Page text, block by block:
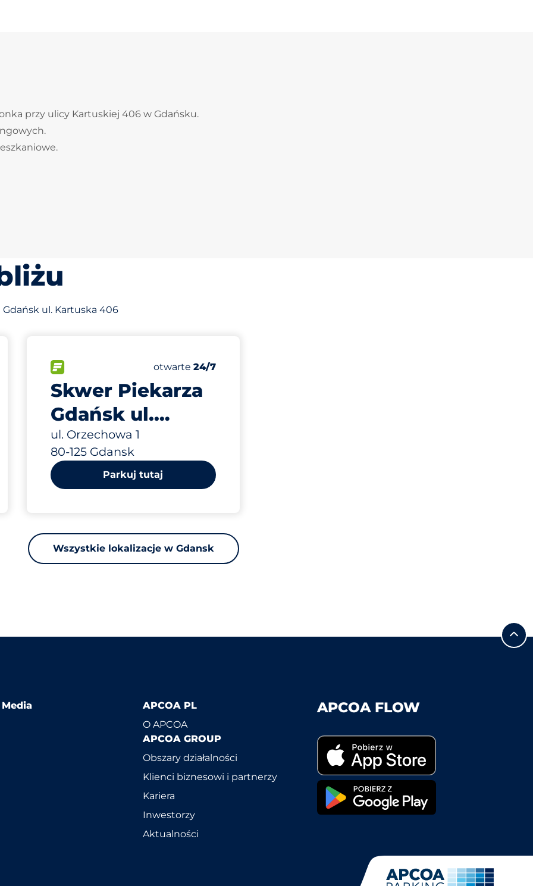
przy ulicy Kartuskiej 406 w Gdańsku.
ul. Kartuska 406
miejsc&nbsp
Skwer Piekarza
Gdańsk ul.
Orzechowa 1
ul. Orzechowa 1
80-125 Gdansk
Liczba miejsc parkingowych:
Całkowita liczba miejsc&nbsp
Piątek&nbsp
otwarte24/7
682 m
Parkuj tutaj
Wszystkie lokalizacje w Gdansk
APCOA PL
O APCOA
APCOA GROUP
Obszary działalności
Klienci biznesowi i partnerzy
Kariera
Inwestorzy
Aktualności
APCOA FLOW